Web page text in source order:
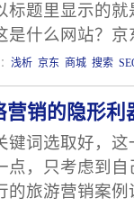
标题里显示的
是什么网站？京
浅析 京东 商城 搜索
营销的隐形利
键词选取好，
点，只考虑到
的旅游营销案例